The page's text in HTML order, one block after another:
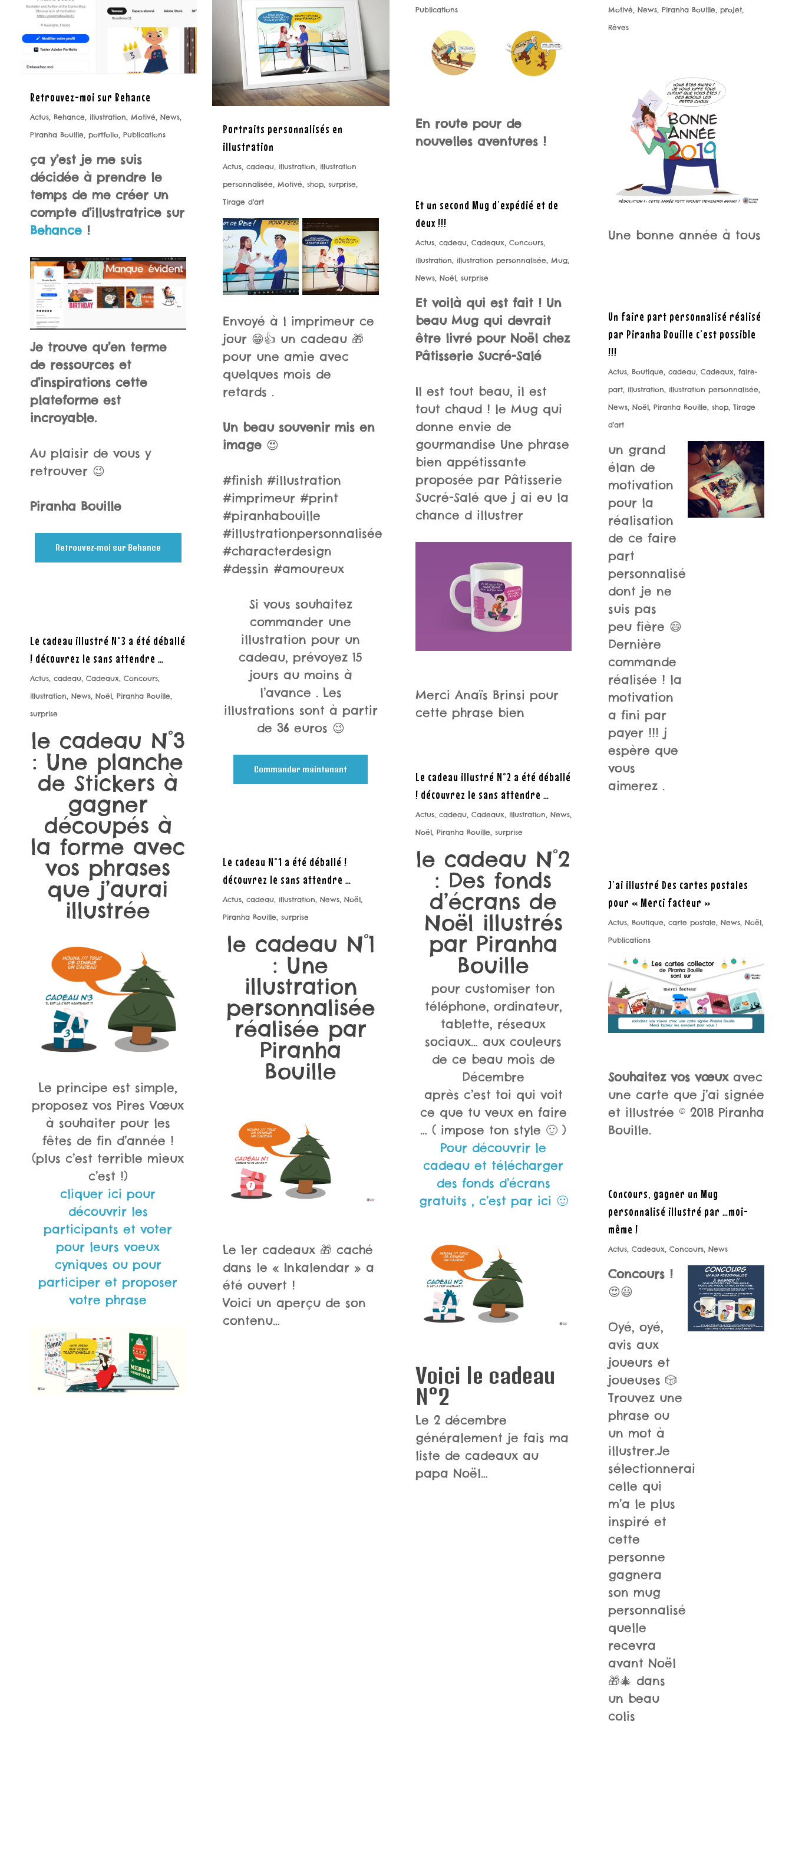
Retrouvez-moi sur Behance
Actus, Behance, illustration, Motivé, News,
Piranha Bouille, portfolio, Publications
ça y’est je me suis
décidée à prendre le
temps de me créer un
compte d’illustratrice sur
Behance !
Je trouve qu’en terme
de ressources et
d’inspirations cette
plateforme est
incroyable.
Au plaisir de vous y
retrouver 😉
Piranha Bouille
Retrouvez-moi sur Behance
Portraits personnalisés en
illustration
Actus, cadeau, illustration
illustration
personnalisée Motivé shop, surprise
Tirage d'art
Envoyé à l imprimeur ce
jour 😁👍 un cadeau 🎁
pour une amie avec
quelques mois de
retards .
Un beau souvenir mis en
image😍
#finish #illustration
#imprimeur #print
#piranhabouille
#illustrationpersonnalisée
#characterdesign
#dessin #amoureux
Si vous souhaitez
commander une
illustration pour un
cadeau, prévoyez 15
jours au moins à
l’avance . Les
illustrations sont à partir
de 36 euros 😉
Commander maintenant
Publications
En route pour de
nouvelles aventures !
Motivé, News, Piranha Bouille, projet,
Rêves
Une bonne année à tous
Et un second Mug d’expédié et de
deux !!!
Actus, cadeau, Cadeaux, Concours,
illustration, illustration personnalisée, Mug,
News, Noël, surprise
Et voilà qui est fait ! Un
beau Mug qui devrait
être livré pour Noël chez
Pâtisserie Sucré-Salé
Il est tout beau, il est
tout chaud ! le Mug qui
donne envie de
gourmandise Une phrase
bien appétissante
proposée par Pâtisserie
Sucré-Salé que j ai eu la
chance d illustrer
Merci Anaïs Brinsi pour
cette phrase bien
Un faire part personnalisé réalisé
par Piranha Bouille c’est possible
!!!
Actus, Boutique, cadeau, Cadeaux, faire-
part, illustration, illustration personnalisée,
News, Noël, Piranha Bouille, shop, Tirage
d'art
un grand
élan de
motivation
pour la
réalisation
de ce faire
part
personnalisé
dont je ne
suis pas
peu fière 😄
Dernière
commande
réalisée ! la
motivation
a fini par
payer !!! j
espère que
vous
aimerez .
Le cadeau illustré N°3 a été déballé
! découvrez le sans attendre …
Actus, cadeau, Cadeaux, Concours,
illustration, News, Noël, Piranha Bouille,
surprise
le cadeau N°3
: Une planche
de Stickers à
gagner
découpés à
la forme avec
vos phrases
que j’aurai
illustrée
Le principe est simple,
proposez vos Pires Vœux
à souhaiter pour les
fêtes de fin d’année !
(plus c’est terrible mieux
c’est !)
cliquer ici pour
découvrir les
participants et voter
pour leurs voeux
cyniques ou pour
participer et proposer
votre phrase
Le cadeau illustré N°2 a été déballé
! découvrez le sans attendre …
Actus, cadeau, Cadeaux, illustration, News,
Noël, Piranha Bouille, surprise
le cadeau N°2
: Des fonds
d’écrans de
Noël illustrés
par Piranha
Bouille
pour customiser ton
téléphone, ordinateur,
tablette, réseaux
sociaux… aux couleurs
de ce beau mois de
Décembre
après c’est toi qui voit
ce que tu veux en faire
… ( impose ton style 🙂 )
Pour découvrir le
cadeau et télécharger
des fonds d’écrans
gratuits , c’est par ici 🙂
Voici le cadeau
N°2
Le 2 décembre
généralement je fais ma
liste de cadeaux au
papa Noël…
Le cadeau N°1 a été déballé !
découvrez le sans attendre …
Actus, cadeau, illustration, News, Noël,
Piranha Bouille, surprise
le cadeau N°1
: Une
illustration
personnalisée
réalisée par
Piranha
Bouille
Le 1er cadeaux 🎁 caché
dans le « Inkalendar » a
été ouvert !
Voici un aperçu de son
contenu…
J’ai illustré Des cartes postales
pour « Merci facteur »
Actus, Boutique, carte postale, News, Noël,
Publications
Souhaitez vos vœuxavec
une carte que j’ai signée
et illustrée © 2018 Piranha
Bouille.
Concours, gagner un Mug
personnalisé illustré par …moi-
même !
Actus, Cadeaux, Concours, News
Concours !
😍😃
Oyé, oyé,
avis aux
joueurs et
joueuses 🎲
Trouvez une
phrase ou
un mot à
illustrer.Je
sélectionnerai
celle qui
m’a le plus
inspiré et
cette
personne
gagnera
son mug
personnalisé
quelle
recevra
avant Noël
🎁🎄 dans
un beau
colis